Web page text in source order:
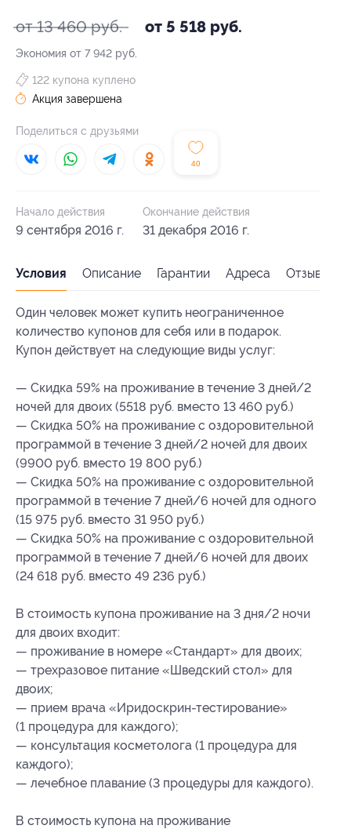
от 13 460 руб. от 5 518 руб.
Экономия от 7 942 руб.
40
122 купона куплено
Акция завершена
Поделиться с друзьями
Начало действия
9 сентября 2016 г.
Окончание действия
31 декабря 2016 г.
Условия Описание Гарантии Адреса Отзывы
Один человек может купить неограниченное
количество купонов для себя или в подарок.
Купон действует на следующие виды услуг:
— Скидка 59% на проживание в течение 3 дней/2
ночей для двоих (5518 руб. вместо 13 460 руб.)
— Скидка 50% на проживание с оздоровительной
программой в течение 3 дней/2 ночей для двоих
(9900 руб. вместо 19 800 руб.)
— Скидка 50% на проживание с оздоровительной
программой в течение 7 дней/6 ночей для одного
(15 975 руб. вместо 31 950 руб.)
— Скидка 50% на проживание с оздоровительной
программой в течение 7 дней/6 ночей для двоих
(24 618 руб. вместо 49 236 руб.)
В стоимость купона проживание на 3 дня/2 ночи
для двоих входит:
— проживание в номере «Стандарт» для двоих;
— трехразовое питание «Шведский стол» для
двоих;
— прием врача «Иридоскрин-тестирование»
(1 процедура для каждого);
— консультация косметолога (1 процедура для
каждого);
— лечебное плавание (3 процедуры для каждого).
В стоимость купона на проживание